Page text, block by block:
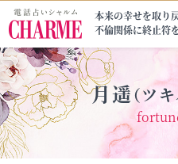
本来の幸せを取り
不倫関係に終止符を
月遥（ツ